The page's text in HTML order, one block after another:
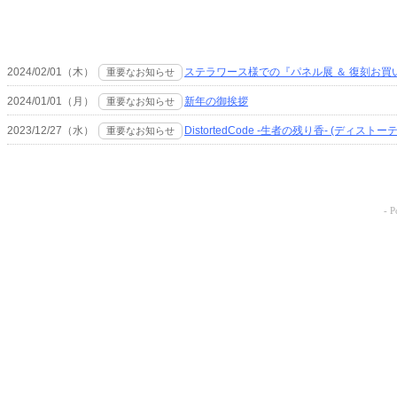
2024/02/01（木） 重要なお知らせ ステラワース様での『パネル展 ＆ 復刻お
2024/01/01（月） 重要なお知らせ 新年の御挨拶
2023/12/27（水） 重要なお知らせ DistortedCode -生者の残り香- (ディストー
-